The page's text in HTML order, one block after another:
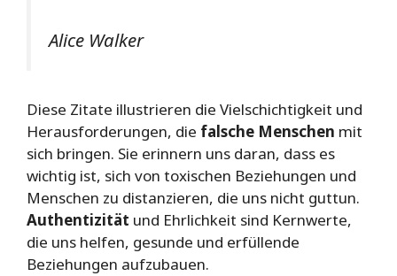
Alice Walker
Diese Zitate illustrieren die Vielschichtigkeit und
Herausforderungen, die falsche Menschen mit
sich bringen. Sie erinnern uns daran, dass es
wichtig ist, sich von toxischen Beziehungen und
Menschen zu distanzieren, die uns nicht guttun.
Authentizität und Ehrlichkeit sind Kernwerte,
die uns helfen, gesunde und erfüllende
Beziehungen aufzubauen.